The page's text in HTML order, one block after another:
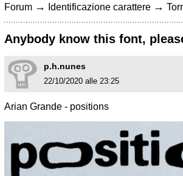
Forum → Identificazione carattere →
Anybody know this font,
p.h.nunes
22/10/2020 alle 23:25
Arian Grande - positions